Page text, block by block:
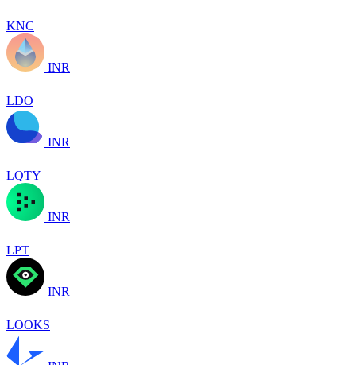
KNC
INR
LDO
INR
LQTY
INR
LPT
INR
LOOKS